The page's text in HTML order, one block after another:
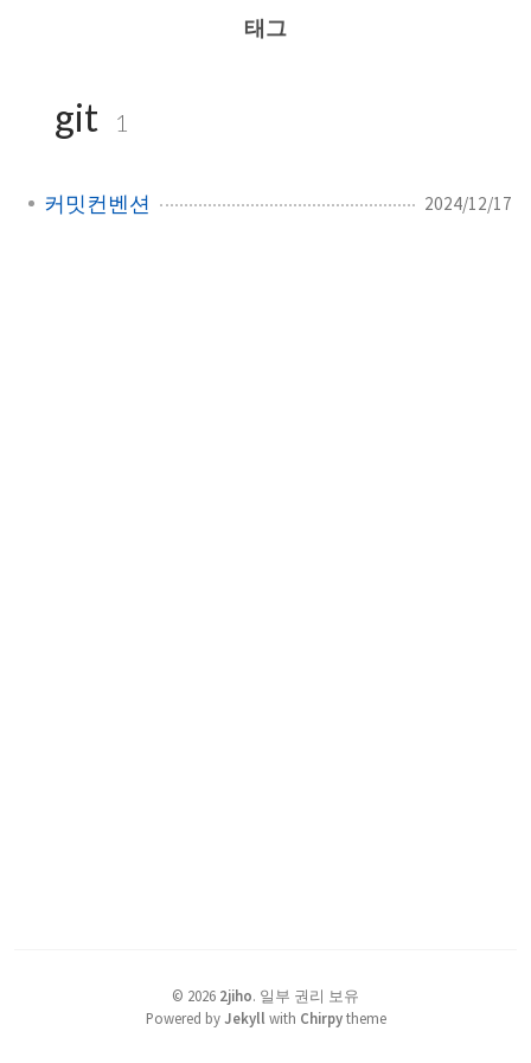
태그
git 1
커밋컨벤션 2024/12/17
© 2026 2jiho. 일부 권리 보유
Powered byJekyll with Chirpytheme